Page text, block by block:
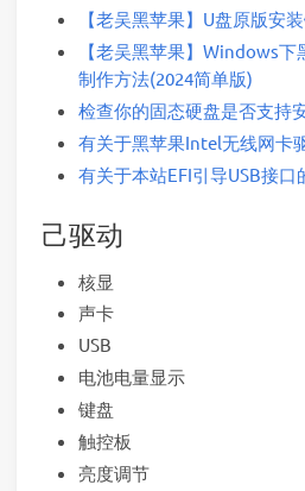
【老吴黑苹果】U盘原版安
【老吴黑苹果】Windows
制作方法(2024简单版)
检查你的固态硬盘是否支持
有关于黑苹果Intel无线网卡
有关于本站EFI引导USB接口
己驱动
核显
声卡
USB
电池电量显示
键盘
触控板
亮度调节